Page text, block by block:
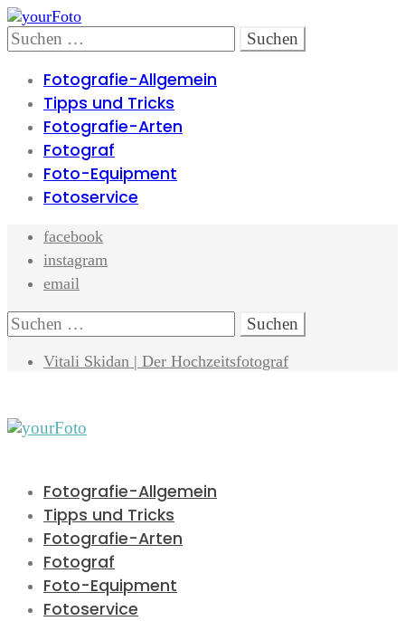
Skip
to
navigation
Skip
to
content
Search
Suchen
nach:
Fotografie-Allgemein
Tipps und Tricks
Fotografie-Arten
Fotograf
Foto-Equipment
Fotoservice
facebook
instagram
email
Search
Suchen
nach:
Vitali Skidan | Der Hochzeitsfotograf
Fotografie-Allgemein
Tipps und Tricks
Fotografie-Arten
Fotograf
Foto-Equipment
Fotoservice